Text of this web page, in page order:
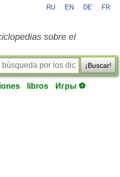
RU EN DE FR
sobre el
¡Buscar!
libros Игры ⚽